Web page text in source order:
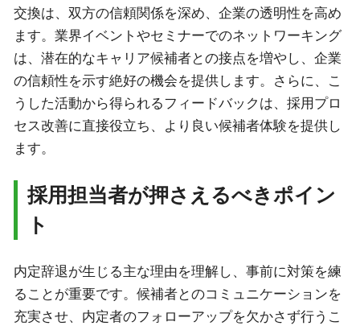
交換は、双方の信頼関係を深め、企業の透明性を高め
ます。業界イベントやセミナーでのネットワーキング
は、潜在的なキャリア候補者との接点を増やし、企業
の信頼性を示す絶好の機会を提供します。さらに、こ
うした活動から得られるフィードバックは、採用プロ
セス改善に直接役立ち、より良い候補者体験を提供し
ます。
採用担当者が押さえるべきポイン
ト
内定辞退が生じる主な理由を理解し、事前に対策を練
ることが重要です。候補者とのコミュニケーションを
充実させ、内定者のフォローアップを欠かさず行うこ